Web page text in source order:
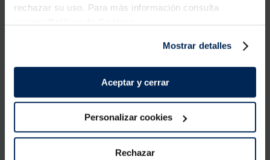
rechazar su uso. Para más información consulta
Mostrar detalles
Aceptar y cerrar
Personalizar cookies
Rechazar
Productes
Contacta amb nosaltres
sac@lasirena.es
10. listísimos